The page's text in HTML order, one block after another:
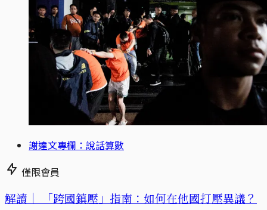
謝達文專欄：說話算數
僅限會員
解讀｜ 「跨國鎮壓」指南：如何在他國打壓異議？